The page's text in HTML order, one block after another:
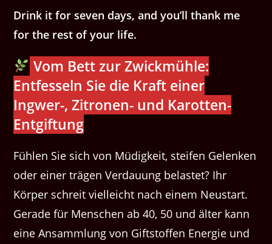
Drink it for seven days, and you’ll thank me
for the rest of your life.
Vom Bett zur Zwickmühle:
Entfesseln Sie die Kraft einer
Ingwer-, Zitronen- und Karotten-
Entgiftung
Fühlen Sie sich von Müdigkeit, steifen Gelenken
oder einer trägen Verdauung belastet? Ihr
Körper schreit vielleicht nach einem Neustart.
Gerade für Menschen ab 40, 50 und älter kann
eine Ansammlung von Giftstoffen Energie und